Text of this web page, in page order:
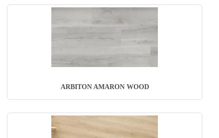
ARBITON AMARON WOOD